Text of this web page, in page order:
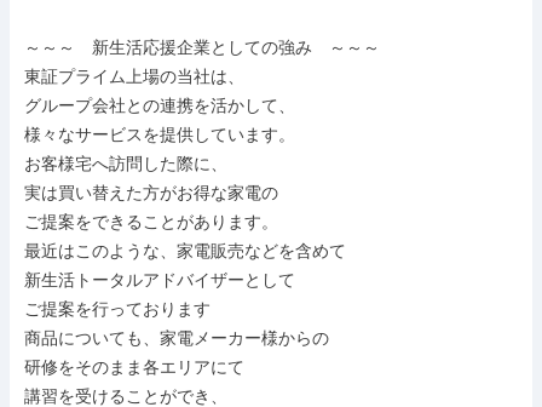
～～～　新生活応援企業としての強み　～～～
東証プライム上場の当社は、
グループ会社との連携を活かして、
様々なサービスを提供しています。
お客様宅へ訪問した際に、
実は買い替えた方がお得な家電の
ご提案をできることがあります。
最近はこのような、家電販売などを含めて
新生活トータルアドバイザーとして
ご提案を行っております
商品についても、家電メーカー様からの
研修をそのまま各エリアにて
講習を受けることができ、